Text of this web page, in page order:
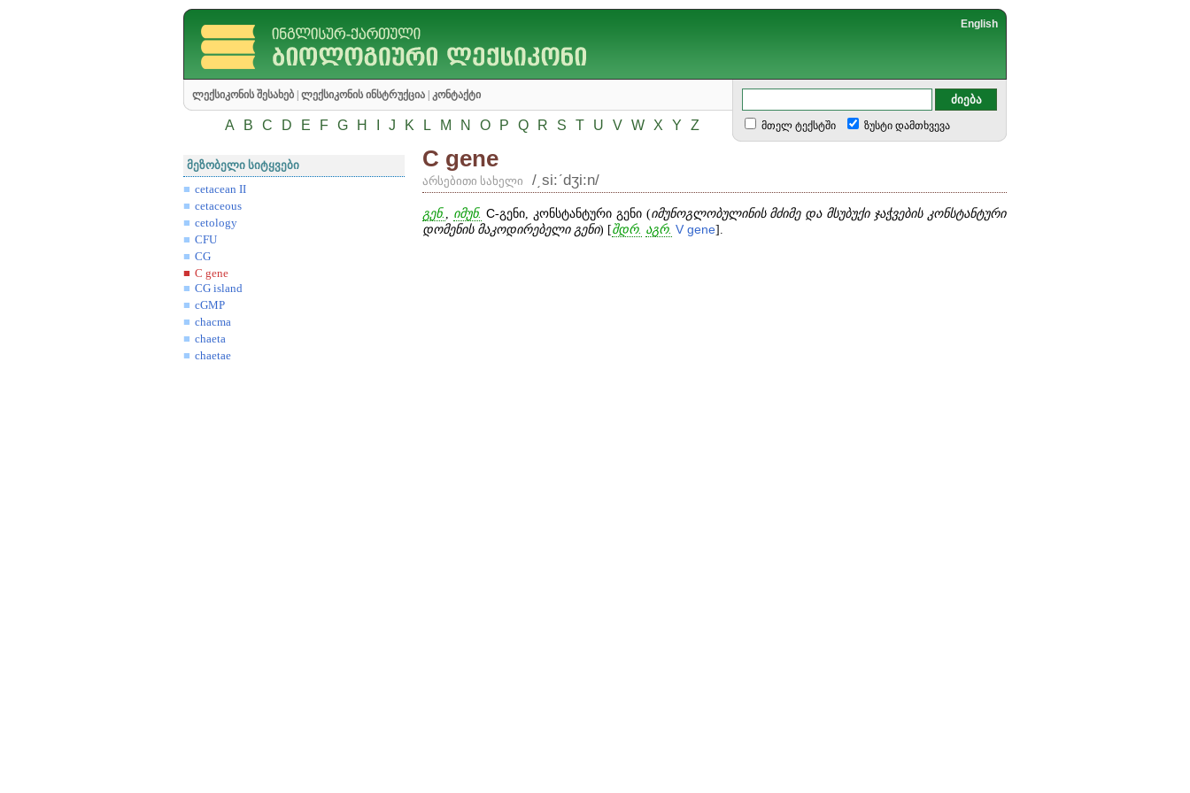
English
ლექსიკონის შესახებ ლექსიკონის ინსტრუქცია კონტაქტი
A B C D E F G H J K L M N O P Q R S T U V W X Y Z მთელ ტექსტში ზუსტი დამთხვევა
მეზობელი სიტყვები
cetacean II
cetaceous
cetology
CFU
CG
C gene
CG island
cGMP
chacma
chaeta
chaetae
C gene
არსებითი სახელი /͵si:ʹdʒi:n/
გენ. იმუნ. C-გენი, კონსტანტური გენი (იმუნოგლობულინის მძიმე და მსუბუქი ჯაჭვების კონსტანტური
დომენის მაკოდირებელი გენი) [შდრ. აგრ. V gene].